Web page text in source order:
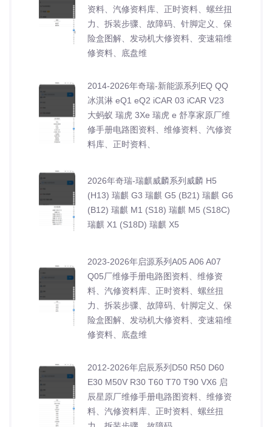
资料、汽修资料库、正时资料、螺丝扭
力、拆装步骤、故障码、针脚定义、保
险盒图解、发动机大修资料、变速箱维
修资料、底盘维
2014-2026年奇瑞-新能源系列EQ QQ
冰淇淋 eQ1 eQ2 iCAR 03 iCAR V23
大蚂蚁 瑞虎 3Xe 瑞虎 e 舒享家原厂维
修手册电路图资料、维修资料、汽修资
料库、正时资料、
2026年奇瑞-瑞麒威麟系列威麟 H5
(H13) 瑞麒 G3 瑞麒 G5 (B21) 瑞麒 G6
(B12) 瑞麒 M1 (S18) 瑞麒 M5 (S18C)
瑞麒 X1 (S18D) 瑞麒 X5
2023-2026年启源系列A05 A06 A07
Q05厂维修手册电路图资料、维修资
料、汽修资料库、正时资料、螺丝扭
力、拆装步骤、故障码、针脚定义、保
险盒图解、发动机大修资料、变速箱维
修资料、底盘维
2012-2026年启辰系列D50 R50 D60
E30 M50V R30 T60 T70 T90 VX6 启
辰星原厂维修手册电路图资料、维修资
料、汽修资料库、正时资料、螺丝扭